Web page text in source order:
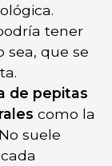
tener
que se
de pepitas
como la
suele